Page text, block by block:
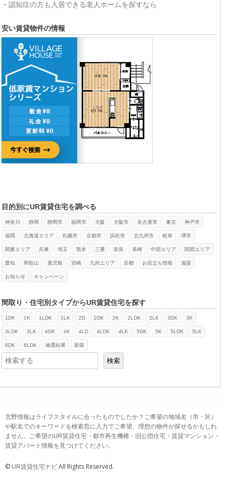
・ 認知症の方も入居できる老人ホームを探すなら
安い賃貸物件の情報
目的別にUR賃貸住宅を調べる
神奈川 静岡 静岡市 福岡市 大阪 大阪市 名古屋市 東京 神戸市
福岡 北海道エリア 札幌市 京都市 浜松市 北九州市 岐阜 堺市
関東エリア 兵庫 埼玉 熊本 三重 奈良 長崎 中部エリア 関西エリア
愛知 和歌山 鹿児島 宮崎 九州エリア 京都 お役立ち情報 滋賀
お知らせ キャンペーン
間取り・住宅別タイプからUR賃貸住宅を探す
1DK 1K 1LDK 1LK 2D 2DK 2K 2LDK 2LK 3DK 3K
3LDK 3LK 4DK 4K 4LD 4LDK 4LK 5DK 5K 5LDK 5LK
6DK 6LDK 抽選結果 新築
検索
検索
北野情報はライフスタイルに合ったものでしたか？ご希望の地域名（市・区）
や駅名でのキーワードを検索窓に入力でご希望、理想の物件が探せるかもしれ
ません。ご希望のUR賃貸住宅・都市再生機構・旧公団住宅・賃貸マンション・
賃貸アパート情報を見つけてください。
© UR賃貸住宅ナビ All Rights Reserved.